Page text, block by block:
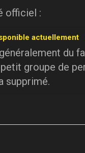
officiel :
actuellement
du
petit groupe de
supprimé.